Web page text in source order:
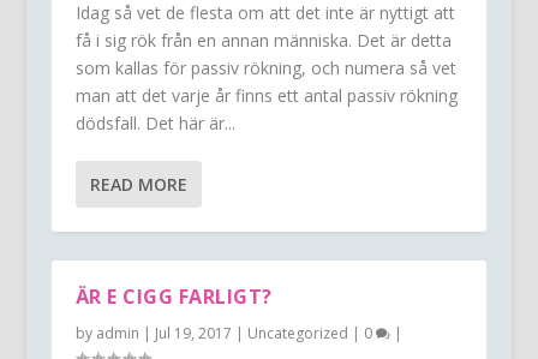
Idag så vet de flesta om att det inte är nyttigt att
få i sig rök från en annan människa. Det är detta
som kallas för passiv rökning, och numera så vet
man att det varje år finns ett antal passiv rökning
dödsfall. Det här är...
READ MORE
ÄR E CIGG FARLIGT?
by admin | Jul 19, 2017 | Uncategorized | 0 |